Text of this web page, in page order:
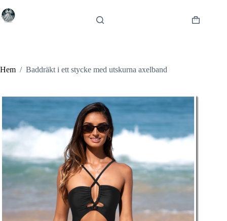
till
innehåll
Varukorg
Hem / Baddräkt i ett stycke med utskurna axelband